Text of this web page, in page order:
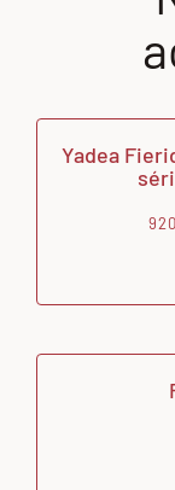
Yadea